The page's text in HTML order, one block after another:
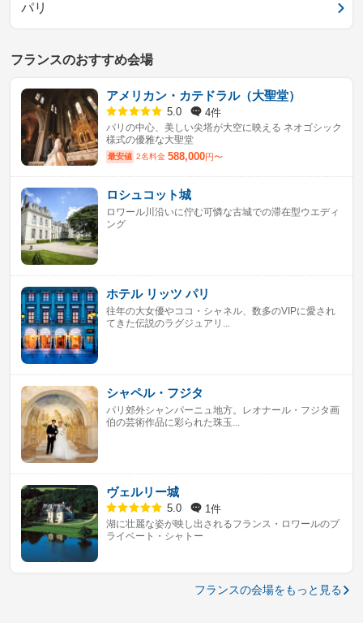
パリ
フランスのおすすめ会場
アメリカン・カテドラル（大聖堂）
5.0 4件
パリの中心、美しい尖塔が大空に映える ネオゴシック
様式の優雅な大聖堂
最安値 2名料金 588,000円〜
ロシュコット城
ロワール川沿いに佇む可憐な古城での滞在型ウエディ
ング
ホテル リッツ パリ
往年の大女優やココ・シャネル、数多のVIPに愛され
てきた伝説のラグジュアリ...
シャペル・フジタ
パリ郊外シャンパーニュ地方。レオナール・フジタ画
伯の芸術作品に彩られた珠玉...
ヴェルリー城
5.0 1件
湖に壮麗な姿が映し出されるフランス・ロワールのプ
ライベート・シャトー
フランスの会場をもっと見る